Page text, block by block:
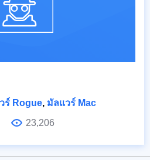
ร์ Rogue, มัลแวร์ Mac
23,206